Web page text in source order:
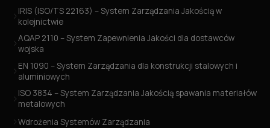
IRIS (ISO/TS 22163) – System Zarządzania Jakością w
kolejnictwie
AQAP 2110 – System Zapewnienia Jakości dla dostawców
wojska
EN 1090 – System Zarządzania dla konstrukcji stalowych i
aluminiowych
ISO 3834 – System Zarządzania Jakością spawania materiałów
metalowych
Wdrożenia Systemów Zarządzania